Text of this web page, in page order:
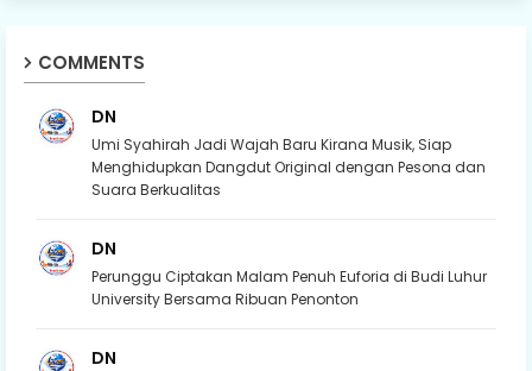
COMMENTS
DN
Umi Syahirah Jadi Wajah Baru Kirana Musik, Siap
Menghidupkan Dangdut Original dengan Pesona dan
Suara Berkualitas
DN
Perunggu Ciptakan Malam Penuh Euforia di Budi Luhur
University Bersama Ribuan Penonton
DN